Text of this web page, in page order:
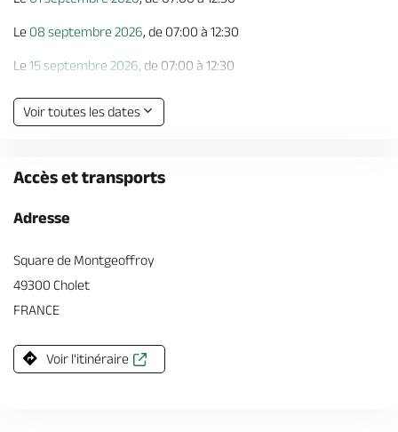
Le 08 septembre 2026, de 07:00 à 12:30
Le 15 septembre 2026, de 07:00 à 12:30
Le22 septembre 2026, de 07:00 à 12:30
Le27 octobre 2026, de 07:00 à 12:30
Le 03 novembre 2026
Le17 novembre 2026, de 07:00 à 12:30
Voir toutes les dates
Accès et transports
Adresse
Square de Montgeoffroy
49300 Cholet
FRANCE
Voir l'itinéraire